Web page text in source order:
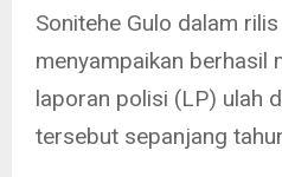
Sonitehe Gulo dalam
menyampaikan berhasil
laporan polisi (LP) ulah
tersebut sepanjang